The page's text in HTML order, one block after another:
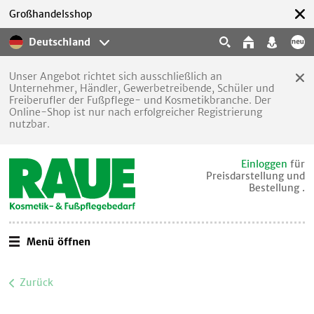
Deutschland
Großhandelsshop
Unser Angebot richtet sich ausschließlich an
Unternehmer, Händler, Gewerbetreibende, Schüler und
Freiberufler der Fußpflege- und Kosmetikbranche. Der
Online-Shop ist nur nach erfolgreicher Registrierung
nutzbar.
Einloggen für
Preisdarstellung und
Bestellung .
Menü öffnen
Zurück